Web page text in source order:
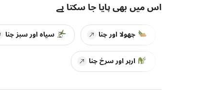
اس میں بھی پایا جا سکتا ہے
چھولا اور چنا سیاہ اور سبز چنا
ارہر اور سرخ چنا